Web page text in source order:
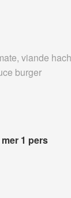
viande
burger
1 pers